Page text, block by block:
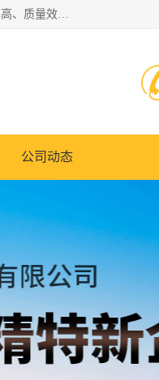
“专精特新”中小企业是指经省工业和信息化厅认定，专注于细分市场、掌握关键核心技术、创新能力强、市场占有率高、质量效益优，在专业化、精细化、特色化、新颖化等方面表现突出的中小企业。
公司动态